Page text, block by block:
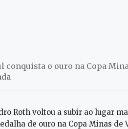
conquista o ouro na Copa
Roth voltou a subir ao lugar
de ouro na Copa Minas